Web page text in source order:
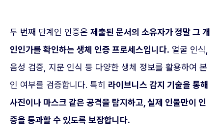
두 번째 단계인 인증은 제출된 문서의 소유자가 정말 그 개
인인가를 확인하는 생체 인증 프로세스입니다. 얼굴 인식,
음성 검증, 지문 인식 등 다양한 생체 정보를 활용하여 본
인 여부를 검증합니다. 특히 라이브니스 감지 기술을 통해
사진이나 마스크 같은 공격을 탐지하고, 실제 인물만이 인
증을 통과할 수 있도록 보장합니다.